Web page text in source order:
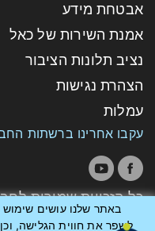
לשפר את חווית הגלישה,
אבטחת מידע
אמנת השירות של כאל
נציב תלונות הציבור
הצהרת נגישות
עמלות
עקבו אחרינו ברשתות
כל הזכויות שמורות
לישראל בע"מ